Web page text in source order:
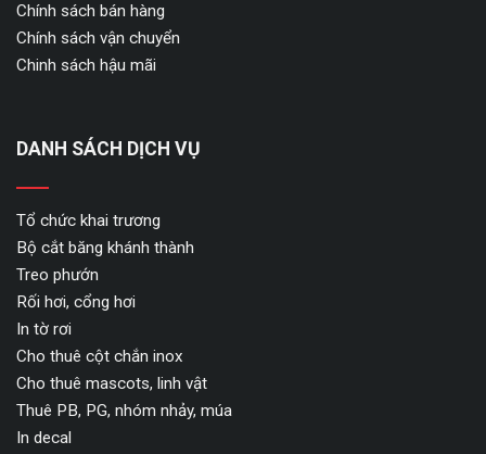
Chính sách bán hàng
Chính sách vận chuyển
Chinh sách hậu mãi
DANH SÁCH DỊCH VỤ
Tổ chức khai trương
Bộ cắt băng khánh thành
Treo phướn
Rối hơi, cổng hơi
In tờ rơi
Cho thuê cột chắn inox
Cho thuê mascots, linh vật
Thuê PB, PG, nhóm nhảy, múa
In decal